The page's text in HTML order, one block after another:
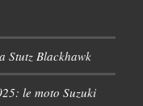
Stutz Blackhawk
le moto Suzuki